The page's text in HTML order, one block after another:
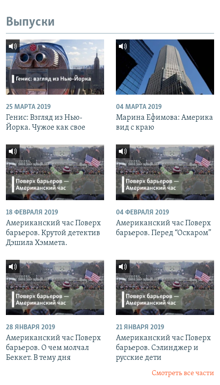
Выпуски
25 МАРТА 2019
Генис: Взгляд из Нью-
Йорка. Чужое как свое
04 МАРТА 2019
Марина Ефимова: Америка
вид с краю
18 ФЕВРАЛЯ 2019
Американский час Поверх
барьеров. Крутой детектив
Дэшила Хэммета.
04 ФЕВРАЛЯ 2019
Американский час Поверх
барьеров. Перед “Оскаром”
28 ЯНВАРЯ 2019
Американский час Поверх
барьеров. О чем молчал
Беккет. В тему дня
21 ЯНВАРЯ 2019
Американский час Поверх
барьеров. Сэлинджер и
русские дети
Смотреть все части